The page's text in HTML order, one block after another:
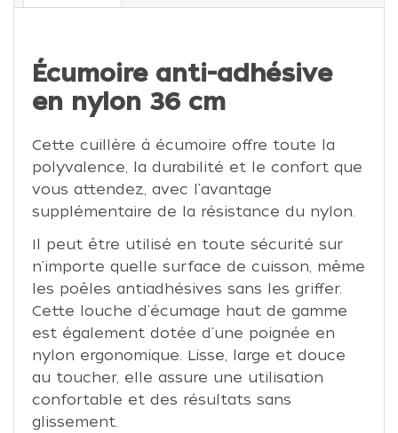
Écumoire anti-adhésive
en nylon 36 cm
Cette cuillère à écumoire offre toute la
polyvalence, la durabilité et le confort que
vous attendez, avec l'avantage
supplémentaire de la résistance du nylon.
Il peut être utilisé en toute sécurité sur
n'importe quelle surface de cuisson, même
les poêles antiadhésives sans les griffer.
Cette louche d'écumage haut de gamme
est également dotée d'une poignée en
nylon ergonomique. Lisse, large et douce
au toucher, elle assure une utilisation
confortable et des résultats sans
glissement.